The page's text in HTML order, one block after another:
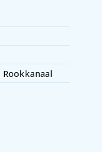
14 m²
niet-bekend-
Rookkanaal